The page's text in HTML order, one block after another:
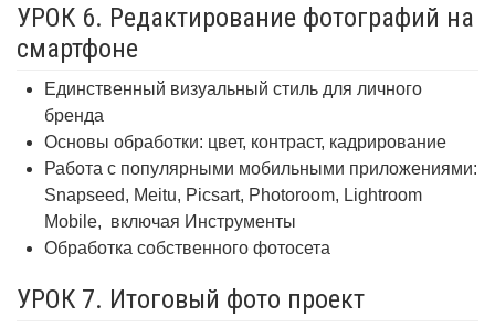
УРОК 6. Редактирование фотографий на
смартфоне
Единственный визуальный стиль для личного
бренда
Основы обработки: цвет, контраст, кадрирование
Работа с популярными мобильными приложениями:
Snapseed, Meitu, Picsart, Photoroom, Lightroom
Mobile, включая Инструменты
Обработка собственного фотосета
УРОК 7. Итоговый фото проект